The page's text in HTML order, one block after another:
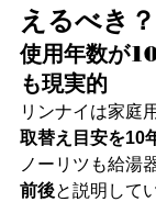
えるべき？
使用年数が
も現実的
リンナイは家庭
取替え目安を10
ノーリツも給湯
前後と説明して